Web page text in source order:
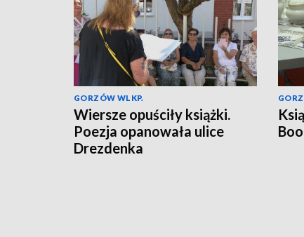
GORZÓW WLKP.
Wiersze opuściły książki.
Poezja opanowała ulice
Drezdenka